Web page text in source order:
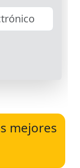
mejores